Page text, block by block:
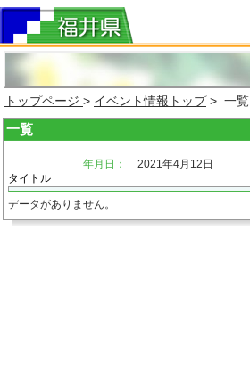
トップページ > イベント情報トップ> 一覧
一覧
年月日：
2021年4月12日
タイトル
データがありません。